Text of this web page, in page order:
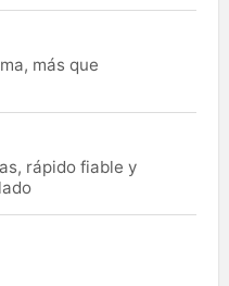
más que
rápido fiable y